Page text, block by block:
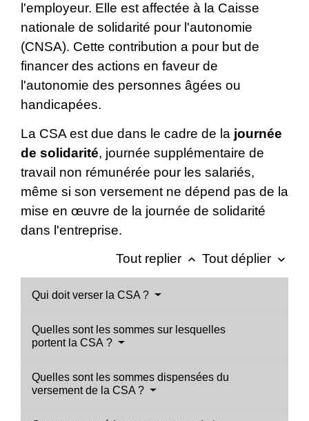
l'employeur. Elle est affectée à la Caisse
nationale de solidarité pour l'autonomie
(CNSA). Cette contribution a pour but de
financer des actions en faveur de
l'autonomie des personnes âgées ou
handicapées.
La CSA est due dans le cadre de la journée
de solidarité, journée supplémentaire de
travail non rémunérée pour les salariés,
même si son versement ne dépend pas de la
mise en œuvre de la journée de solidarité
dans l'entreprise.
Tout replier keyboard_arrow_up Tout déplier keyboard_arrow_down
Qui doit verser la CSA ?
Quelles sont les sommes sur lesquelles
portent la CSA ?
Quelles sont les sommes dispensées du
versement de la CSA ?